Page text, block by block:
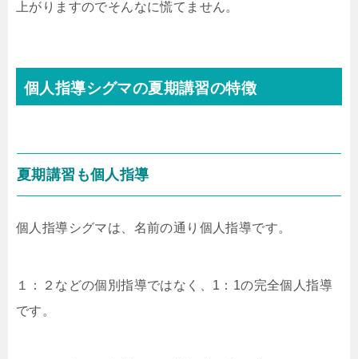
上がりますのでそんなに慌てません。
個人指導シグマの夏期講習の特徴
夏期講習も個人指導
個人指導シグマは、名前の通り個人指導です。
１：２などの個別指導ではなく、1：1の完全個人指導
です。